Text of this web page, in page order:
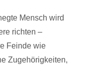
Mensch wird
richten –
Feinde wie
Zugehörigkeiten,